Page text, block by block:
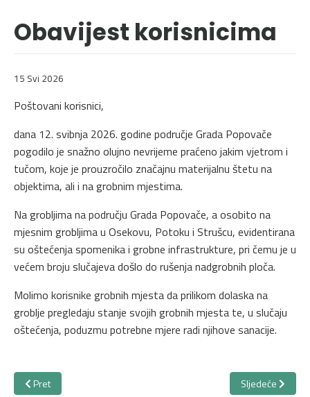
Obavijest korisnicima
15 Svi 2026
Poštovani korisnici,
dana 12. svibnja 2026. godine područje Grada Popovače
pogodilo je snažno olujno nevrijeme praćeno jakim vjetrom i
tučom, koje je prouzročilo značajnu materijalnu štetu na
objektima, ali i na grobnim mjestima.
Na grobljima na području Grada Popovače, a osobito na
mjesnim grobljima u Osekovu, Potoku i Strušcu, evidentirana
su oštećenja spomenika i grobne infrastrukture, pri čemu je u
većem broju slučajeva došlo do rušenja nadgrobnih ploča.
Molimo korisnike grobnih mjesta da prilikom dolaska na
groblje pregledaju stanje svojih grobnih mjesta te, u slučaju
oštećenja, poduzmu potrebne mjere radi njihove sanacije.
Prethodni članak: Obavijest korisnicima
Pret Sljedeći članak:
Sljedeće